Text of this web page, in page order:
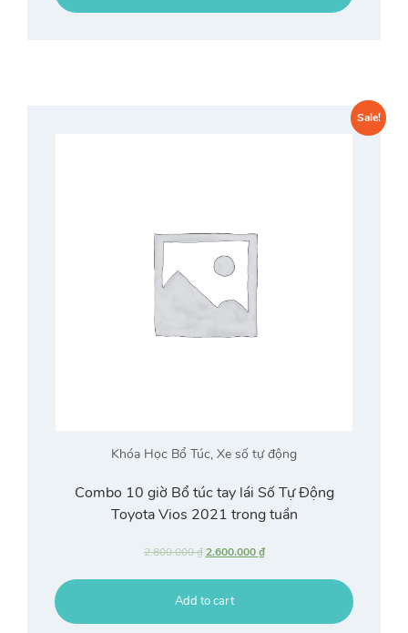
Sale!
Khóa Học Bổ Túc, Xe số tự động
Combo 10 giờ Bổ túc tay lái Số Tự Động
Toyota Vios 2021 trong tuần
2.800.000₫ 2.600.000₫
Add to cart